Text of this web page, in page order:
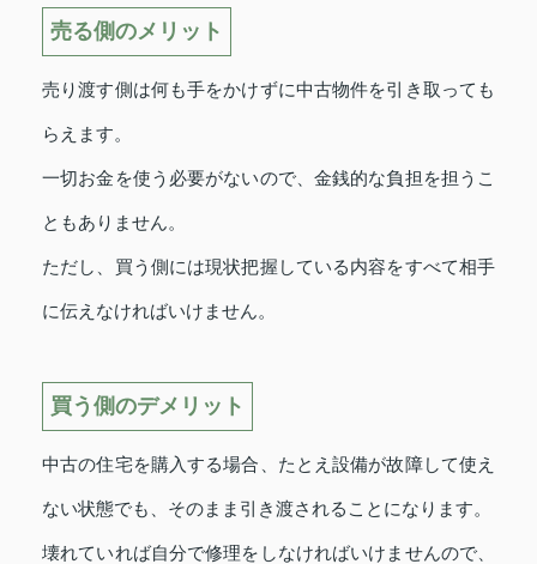
売る側のメリット
売り渡す側は何も手をかけずに中古物件を引き取っても
らえます。
一切お金を使う必要がないので、金銭的な負担を担うこ
ともありません。
ただし、買う側には現状把握している内容をすべて相手
に伝えなければいけません。
買う側のデメリット
中古の住宅を購入する場合、たとえ設備が故障して使え
ない状態でも、そのまま引き渡されることになります。
壊れていれば自分で修理をしなければいけませんので、